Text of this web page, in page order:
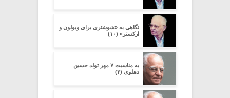
نگاهی به «شوشتری برای ویولون و
ارکستر» (۱۰)
به مناسبت ۷ مهر تولد حسین
دهلوی (۲)